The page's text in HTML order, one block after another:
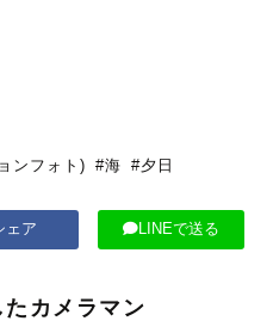
ンフォト) #海 #夕日
ェア LINEで送る
カメラマン